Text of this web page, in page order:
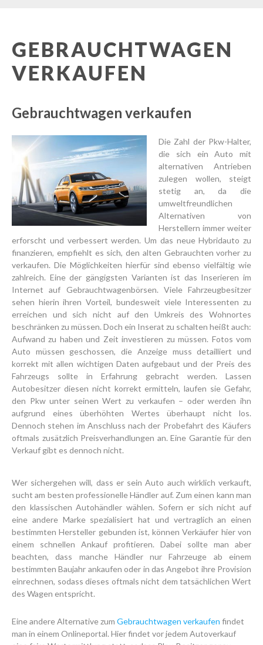
GEBRAUCHTWAGEN
VERKAUFEN
Gebrauchtwagen verkaufen
Die Zahl der Pkw-Halter,
die sich ein Auto mit
alternativen Antrieben
zulegen wollen, steigt
stetig an, da die
umweltfreundlichen
Alternativen von
Herstellern immer weiter
erforscht und verbessert werden. Um das neue Hybridauto zu
finanzieren, empfiehlt es sich, den alten Gebrauchten vorher zu
verkaufen. Die Möglichkeiten hierfür sind ebenso vielfältig wie
zahlreich. Eine der gängigsten Varianten ist das Inserieren im
Internet auf Gebrauchtwagenbörsen. Viele Fahrzeugbesitzer
sehen hierin ihren Vorteil, bundesweit viele Interessenten zu
erreichen und sich nicht auf den Umkreis des Wohnortes
beschränken zu müssen. Doch ein Inserat zu schalten heißt auch:
Aufwand zu haben und Zeit investieren zu müssen. Fotos vom
Auto müssen geschossen, die Anzeige muss detailliert und
korrekt mit allen wichtigen Daten aufgebaut und der Preis des
Fahrzeugs sollte in Erfahrung gebracht werden. Lassen
Autobesitzer diesen nicht korrekt ermitteln, laufen sie Gefahr,
den Pkw unter seinen Wert zu verkaufen – oder werden ihn
aufgrund eines überhöhten Wertes überhaupt nicht los.
Dennoch stehen im Anschluss nach der Probefahrt des Käufers
oftmals zusätzlich Preisverhandlungen an. Eine Garantie für den
Verkauf gibt es dennoch nicht.
Wer sichergehen will, dass er sein Auto auch wirklich verkauft,
sucht am besten professionelle Händler auf. Zum einen kann man
den klassischen Autohändler wählen. Sofern er sich nicht auf
eine andere Marke spezialisiert hat und vertraglich an einen
bestimmten Hersteller gebunden ist, können Verkäufer hier von
einem schnellen Ankauf profitieren. Dabei sollte man aber
beachten, dass manche Händler nur Fahrzeuge ab einem
bestimmten Baujahr ankaufen oder in das Angebot ihre Provision
einrechnen, sodass dieses oftmals nicht dem tatsächlichen Wert
des Wagen entspricht.
Eine andere Alternative zum Gebrauchtwagen verkaufen findet
man in einem Onlineportal. Hier findet vor jedem Autoverkauf